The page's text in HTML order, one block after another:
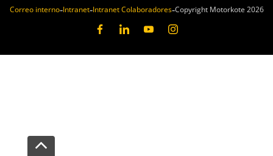
Correo interno Intranet Intranet Colaboradores Copyright Motorkote 2026